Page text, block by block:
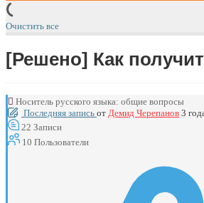
Очистить все
[Решено] Как
Носитель русского языка: общие вопросы
Последняя запись от Демид Черепанов 3
22 Записи
10 Пользователи